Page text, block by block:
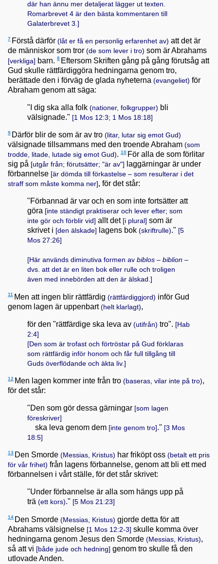
där han ännu mer detaljerat lägger ut texten.
Romarbrevet 4 är den bästa kommentaren till
Galaterbrevet 3.]
7 Förstå därför (låt er få en personlig erfarenhet av) att det är
de människor som tror (de som lever i tro) som är Abrahams
[verkliga] barn. 8 Eftersom Skriften gång på gång förutsåg att
Gud skulle rättfärdiggöra hedningarna genom tro,
berättade den i förväg de glada nyheterna (evangeliet) för
Abraham genom att säga:
"I dig ska alla folk (nationer, folkgrupper) bli
välsignade." [1 Mos 12:3; 1 Mos 18:18]
9 Därför blir de som är av tro (litar, lutar sig emot Gud)
välsignade tillsammans med den troende Abraham (som
trodde, litade, lutade sig emot Gud). 10 För alla de som förlitar
sig på [utgår från; förutsätter; "är av"]
laggärningar är under
förbannelse [är dömda till förkastelse – som resulterar i det
straff som måste komma ner] , för det står:
"Förbannad är var och en som inte fortsätter att
göra [inte ständigt praktiserar och lever efter; som
inte gör och förblir vid] allt det [i plural] som är
skrivet i [den älskade] lagens bok (skriftrulle)." [5
Mos 27:26]
[Här används diminutiva formen av biblos – biblion –
dvs. att det är en liten bok eller rulle och troligen
även med innebörden att den är älskad.]
11 Men att ingen blir rättfärdig (rättfärdiggjord) inför Gud
genom lagen är uppenbart (helt klarlagt),
för den "rättfärdige ska leva av (utifrån) tro". [Hab
2:4]
[Den som är trofast och förtröstar på Gud förklaras
som rättfärdig inför honom och får full tillgång till
Guds överflödande och äkta liv.]
12 Men lagen kommer inte från tro (baseras, vilar inte på tro),
för det står:
"Den som gör dessa gärningar [som lagen
föreskriver]
ska leva genom dem [inte genom tro] ." [3 Mos
18:5]
13 Den Smorde (Messias, Kristus) har friköpt oss (betalt ett pris
för vår frihet) från lagens förbannelse, genom att bli ett med
förbannelsen i vårt ställe, för det står skrivet:
"Under förbannelse är alla som hängs upp på
trä (ett kors)." [5 Mos 21:23]
14 Den Smorde (Messias, Kristus) gjorde detta för att
Abrahams välsignelse [1 Mos 12:2-3] skulle komma över
hedningarna genom Jesus den Smorde (Messias, Kristus),
så att vi [både jude och hedning] genom tro skulle få den
utlovade Anden.